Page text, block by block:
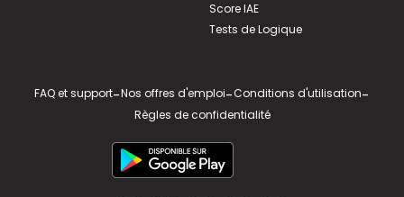
Score IAE
Tests de Logique
FAQ et support-Nos offres d'emploi-Conditions d'utilisation-
Règles de confidentialité